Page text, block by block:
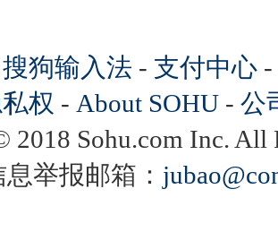
搜狗输入法 - 支付中心 -
权 - About SOHU - 公
2018 Sohu.com Inc.
举报邮箱：